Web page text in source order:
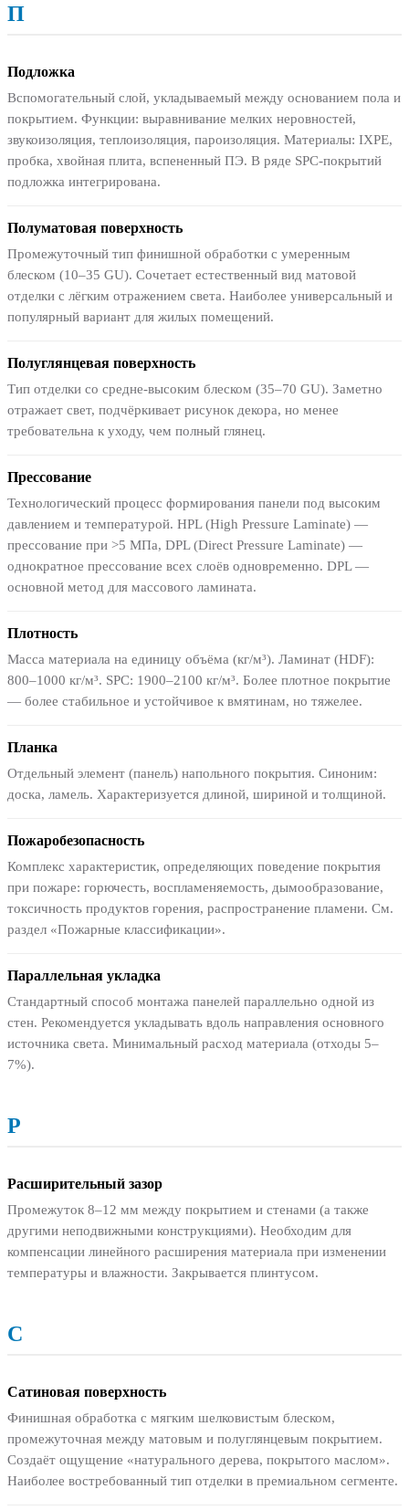
П
Подложка
Вспомогательный слой, укладываемый между основанием пола и
покрытием. Функции: выравнивание мелких неровностей,
звукоизоляция, теплоизоляция, пароизоляция. Материалы: IXPE,
пробка, хвойная плита, вспененный ПЭ. В ряде SPC-покрытий
подложка интегрирована.
Полуматовая поверхность
Промежуточный тип финишной обработки с умеренным
блеском (10–35 GU). Сочетает естественный вид матовой
отделки с лёгким отражением света. Наиболее универсальный и
популярный вариант для жилых помещений.
Полуглянцевая поверхность
Тип отделки со средне-высоким блеском (35–70 GU). Заметно
отражает свет, подчёркивает рисунок декора, но менее
требовательна к уходу, чем полный глянец.
Прессование
Технологический процесс формирования панели под высоким
давлением и температурой. HPL (High Pressure Laminate) —
прессование при >5 МПа, DPL (Direct Pressure Laminate) —
однократное прессование всех слоёв одновременно. DPL —
основной метод для массового ламината.
Плотность
Масса материала на единицу объёма (кг/м³). Ламинат (HDF):
800–1000 кг/м³. SPC: 1900–2100 кг/м³. Более плотное покрытие
— более стабильное и устойчивое к вмятинам, но тяжелее.
Планка
Отдельный элемент (панель) напольного покрытия. Синоним:
доска, ламель. Характеризуется длиной, шириной и толщиной.
Пожаробезопасность
Комплекс характеристик, определяющих поведение покрытия
при пожаре: горючесть, воспламеняемость, дымообразование,
токсичность продуктов горения, распространение пламени. См.
раздел «Пожарные классификации».
Параллельная укладка
Стандартный способ монтажа панелей параллельно одной из
стен. Рекомендуется укладывать вдоль направления основного
источника света. Минимальный расход материала (отходы 5–
7%).
Р
Расширительный зазор
Промежуток 8–12 мм между покрытием и стенами (а также
другими неподвижными конструкциями). Необходим для
компенсации линейного расширения материала при изменении
температуры и влажности. Закрывается плинтусом.
С
Сатиновая поверхность
Финишная обработка с мягким шелковистым блеском,
промежуточная между матовым и полуглянцевым покрытием.
Создаёт ощущение «натурального дерева, покрытого маслом».
Наиболее востребованный тип отделки в премиальном сегменте.